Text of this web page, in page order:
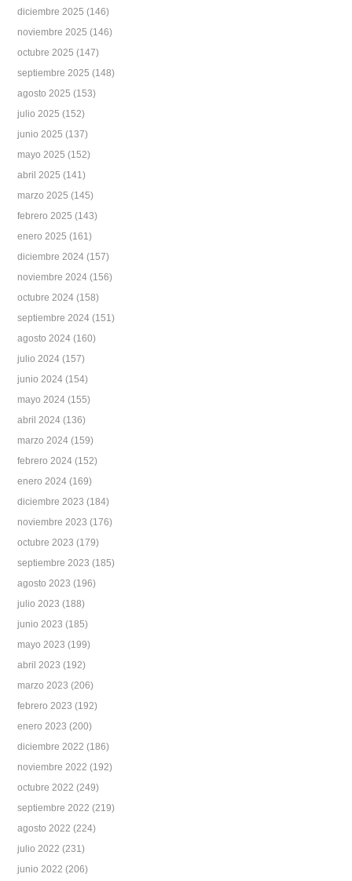
diciembre 2025 (146)
noviembre 2025 (146)
octubre 2025 (147)
septiembre 2025 (148)
agosto 2025 (153)
julio 2025 (152)
junio 2025 (137)
mayo 2025 (152)
abril 2025 (141)
marzo 2025 (145)
febrero 2025 (143)
enero 2025 (161)
diciembre 2024 (157)
noviembre 2024 (156)
octubre 2024 (158)
septiembre 2024 (151)
agosto 2024 (160)
julio 2024 (157)
junio 2024 (154)
mayo 2024 (155)
abril 2024 (136)
marzo 2024 (159)
febrero 2024 (152)
enero 2024 (169)
diciembre 2023 (184)
noviembre 2023 (176)
octubre 2023 (179)
septiembre 2023 (185)
agosto 2023 (196)
julio 2023 (188)
junio 2023 (185)
mayo 2023 (199)
abril 2023 (192)
marzo 2023 (206)
febrero 2023 (192)
enero 2023 (200)
diciembre 2022 (186)
noviembre 2022 (192)
octubre 2022 (249)
septiembre 2022 (219)
agosto 2022 (224)
julio 2022 (231)
junio 2022 (206)